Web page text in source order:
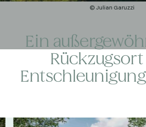
© Julian Garuzzi
Ein